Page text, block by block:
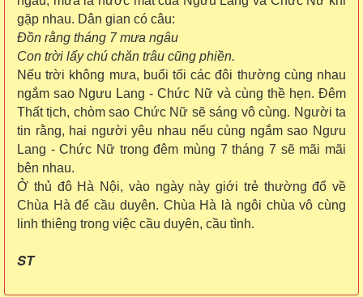
gặp nhau. Dân gian có câu:
Đồn rằng tháng 7 mưa ngâu
Con trời lấy chú chăn trâu cũng phiền.
Nếu trời không mưa, buổi tối các đôi thường cùng nhau
ngắm sao Ngưu Lang - Chức Nữ và cùng thề hẹn. Đêm
Thất tịch, chòm sao Chức Nữ sẽ sáng vô cùng. Người ta
tin rằng, hai người yêu nhau nếu cùng ngắm sao Ngưu
Lang - Chức Nữ trong đêm mùng 7 tháng 7 sẽ mãi mãi
bên nhau.
Ở thủ đô Hà Nội, vào ngày này giới trẻ thường đổ về
Chùa Hà để cầu duyên. Chùa Hà là ngôi chùa vô cùng
linh thiêng trong việc cầu duyên, cầu tình.
ST